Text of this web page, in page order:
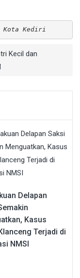
Kota Kediri
Kecil dan
Delapan
Kasus
Terjadi di
NMSI